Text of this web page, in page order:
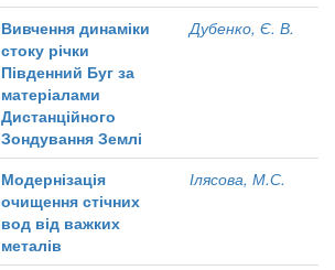
Вивчення динаміки
стоку річки
Південний Буг за
матеріалами
Дистанційного
Зондування Землі
Дубенко, Є. В.
Модернізація
очищення стічних
вод від важких
металів
Ілясова, М.С.